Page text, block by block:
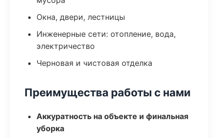
Окна, двери, лестницы
Инженерные сети: отопление, вода,
электричество
Черновая и чистовая отделка
Преимущества работы с нами
Аккуратность на объекте и финальная
уборка